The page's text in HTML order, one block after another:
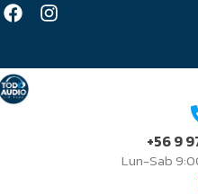
+56 9
Lun-Sab